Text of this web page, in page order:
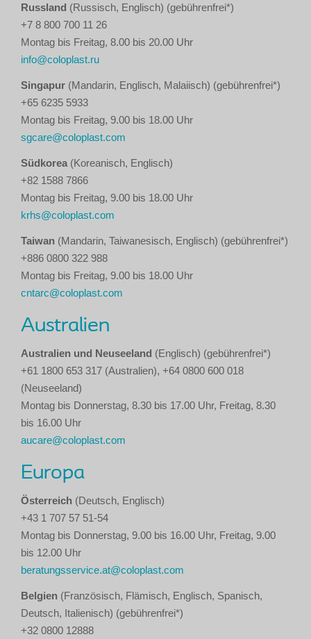
Russland (Russisch, Englisch) (gebührenfrei*)
+7 8 800 700 11 26
Montag bis Freitag, 8.00 bis 20.00 Uhr
info@coloplast.ru
Singapur (Mandarin, Englisch, Malaiisch) (gebührenfrei*)
+65 6235 5933
Montag bis Freitag, 9.00 bis 18.00 Uhr
sgcare@coloplast.com
Südkorea (Koreanisch, Englisch)
+82 1588 7866
Montag bis Freitag, 9.00 bis 18.00 Uhr
krhs@coloplast.com
Taiwan (Mandarin, Taiwanesisch, Englisch) (gebührenfrei*)
+886 0800 322 988
Montag bis Freitag, 9.00 bis 18.00 Uhr
cntarc@coloplast.com
Australien
Australien und Neuseeland (Englisch) (gebührenfrei*)
+61 1800 653 317 (Australien), +64 0800 600 018
(Neuseeland)
Montag bis Donnerstag, 8.30 bis 17.00 Uhr, Freitag, 8.30
bis 16.00 Uhr
aucare@coloplast.com
Europa
Österreich (Deutsch, Englisch)
+43 1 707 57 51-54
Montag bis Donnerstag, 9.00 bis 16.00 Uhr, Freitag, 9.00
bis 12.00 Uhr
beratungsservice.at@coloplast.com
Belgien (Französisch, Flämisch, Englisch, Spanisch,
Deutsch, Italienisch) (gebührenfrei*)
+32 0800 12888